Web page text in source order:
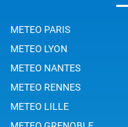
METEO PARIS
METEO LYON
METEO NANTES
METEO RENNES
METEO LILLE